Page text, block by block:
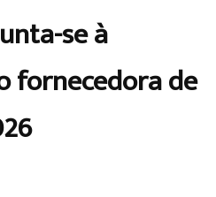
se à
fornecedora de